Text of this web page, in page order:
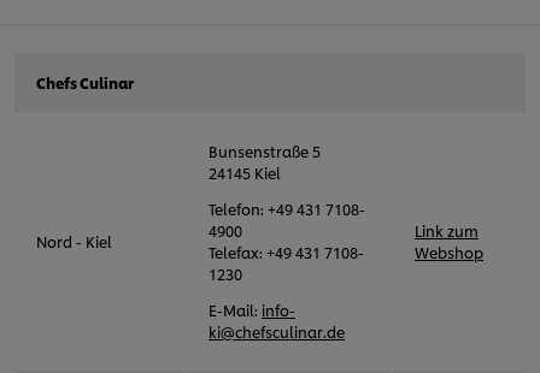
Chefs Culinar
Nord - Kiel
Bunsenstraße 5
24145 Kiel
Telefon: +49 431 7108-
4900
Telefax: +49 431 7108-
1230
E-Mail: info-
ki@chefsculinar.de
Link zum
Webshop